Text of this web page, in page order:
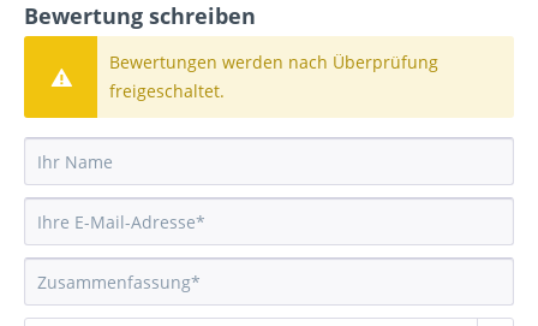
Bewertung schreiben
Bewertungen werden nach Überprüfung
freigeschaltet.